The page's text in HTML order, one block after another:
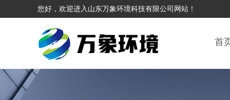
您好，欢迎进入山东万象环境科技有限公司网站！
首